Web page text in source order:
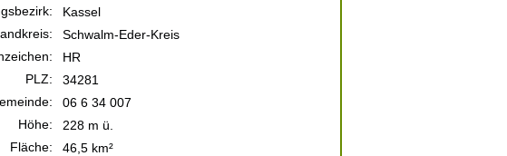
Kassel
Schwalm-Eder-Kreis
HR
PLZ:
34281
06 6 34 007
Höhe:
228 m ü.
Fläche:
46,5 km²